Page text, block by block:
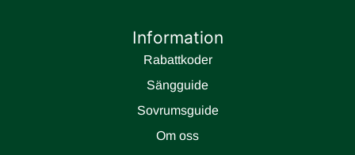
Information
Rabattkoder
Sängguide
Sovrumsguide
Om oss